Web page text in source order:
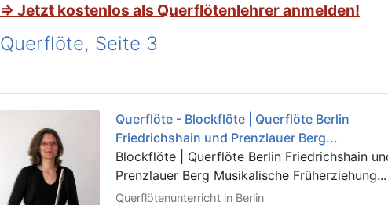
⇒ Jetzt kostenlos als Querflötenlehrer anmelden!
Querflöte, Seite 3
Querflöte - Blockflöte | Querflöte Berlin
Friedrichshain und Prenzlauer Berg...
Blockflöte | Querflöte Berlin Friedrichshain
Prenzlauer Berg Musikalische Früherziehung...
Querflötenunterricht in Berlin